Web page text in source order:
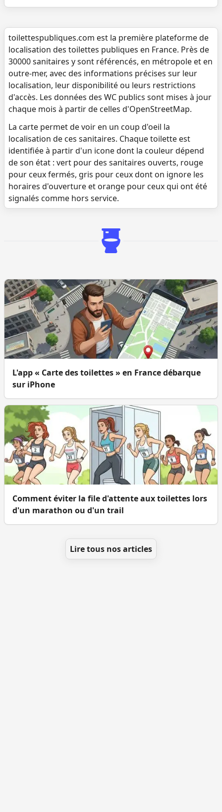
toilettespubliques.com est la première plateforme de
localisation des toilettes publiques en France. Près de
30000 sanitaires y sont référencés, en métropole et en
outre-mer, avec des informations précises sur leur
localisation, leur disponibilité ou leurs restrictions
d'accès. Les données des WC publics sont mises à jour
chaque mois à partir de celles d'OpenStreetMap.
La carte permet de voir en un coup d'oeil la
localisation de ces sanitaires. Chaque toilette est
identifiée à partir d'un icone dont la couleur dépend
de son état : vert pour des sanitaires ouverts, rouge
pour ceux fermés, gris pour ceux dont on ignore les
horaires d'ouverture et orange pour ceux qui ont été
signalés comme hors service.
L'app « Carte des toilettes » en France débarque
sur iPhone
Comment éviter la file d'attente aux toilettes lors
d'un marathon ou d'un trail
Lire tous nos articles